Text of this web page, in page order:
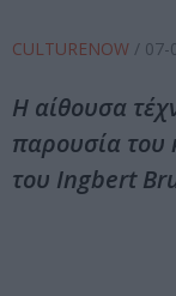
CULTURENOW / 07-
Η αίθουσα
παρουσία του
του Ingbert